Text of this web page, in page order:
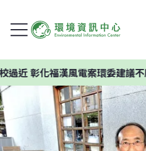
化福漢風電案環委建議不應開發